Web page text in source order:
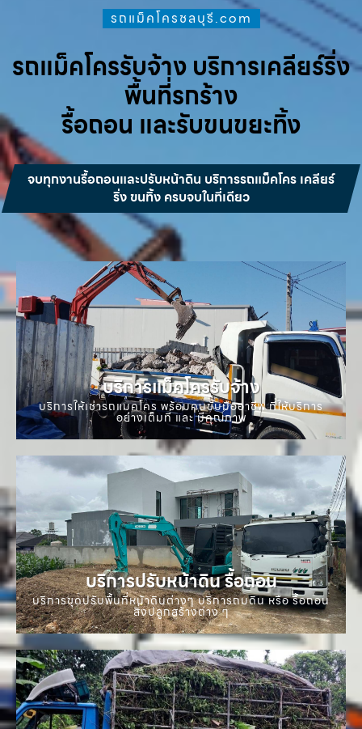
รถแม็คโครชลบุรี.com
รถแม็คโครรับจ้าง บริการเคลียร์ริ่ง
พื้นที่รกร้าง
รื้อถอน และรับขนขยะทิ้ง
จบทุกงานรื้อถอนและปรับหน้าดิน บริการรถแม็คโคร เคลียร์
ริ่ง ขนทิ้ง ครบจบในที่เดียว
บริการแม็คโครรับจ้าง
บริการให้เช่ารถแมคโคร พร้อมคนขับมืออาชีพ ที่ให้บริการ
อย่างเต็มที่ และ มีคุณภาพ
บริการปรับหน้าดิน รื้อถอน
บริการขุดปรับพื้นที่หน้าดินต่างๆ บริการถมดิน หรือ รื้อถอน
สิ่งปลูกสร้างต่าง ๆ